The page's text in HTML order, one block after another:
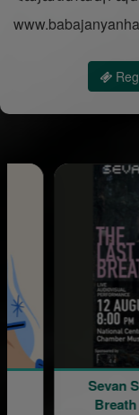
- The Last
մենահամերգ »